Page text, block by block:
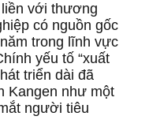
với thương
có nguồn gốc
trong lĩnh vực
yếu tố “xuất
triển dài đã
Kangen như một
người tiêu